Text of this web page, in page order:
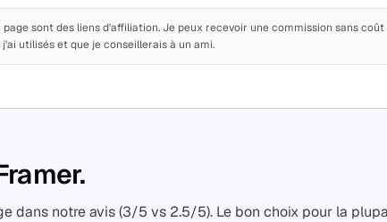
sont des liens d'affiliation. Je peux recevoir une commission sans
utilisés et que je conseillerais à un ami.
dans notre avis (3/5 vs 2.5/5). Le bon choix pour la